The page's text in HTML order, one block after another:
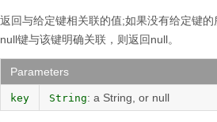
返回与给定键相关联的值;如果没有给定键
null键与该键明确关联，则返回null。
Parameters
key String: a String, or null